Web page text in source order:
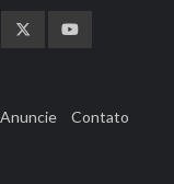
Anuncie Contato